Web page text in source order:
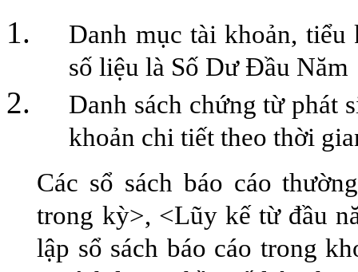
Danh mục tài khoản, tiểu
số liệu là Số Dư Đầu Năm
Danh sách chứng từ phát
khoản chi tiết theo thời
Các sổ sách báo cáo
trong kỳ>, <Lũy kế từ đầu
lập sổ sách báo cáo trong